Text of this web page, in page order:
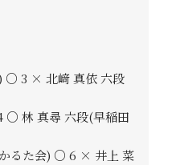
○ 3 × 北﨑 真依 六段
○ 林 真尋 六段(早稲田
るた会) ○ 6 × 井上 菜